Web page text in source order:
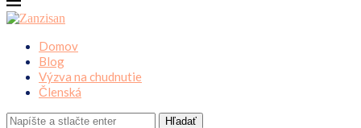
Domov
Blog
Výzva na chudnutie
Členská
Hľadať